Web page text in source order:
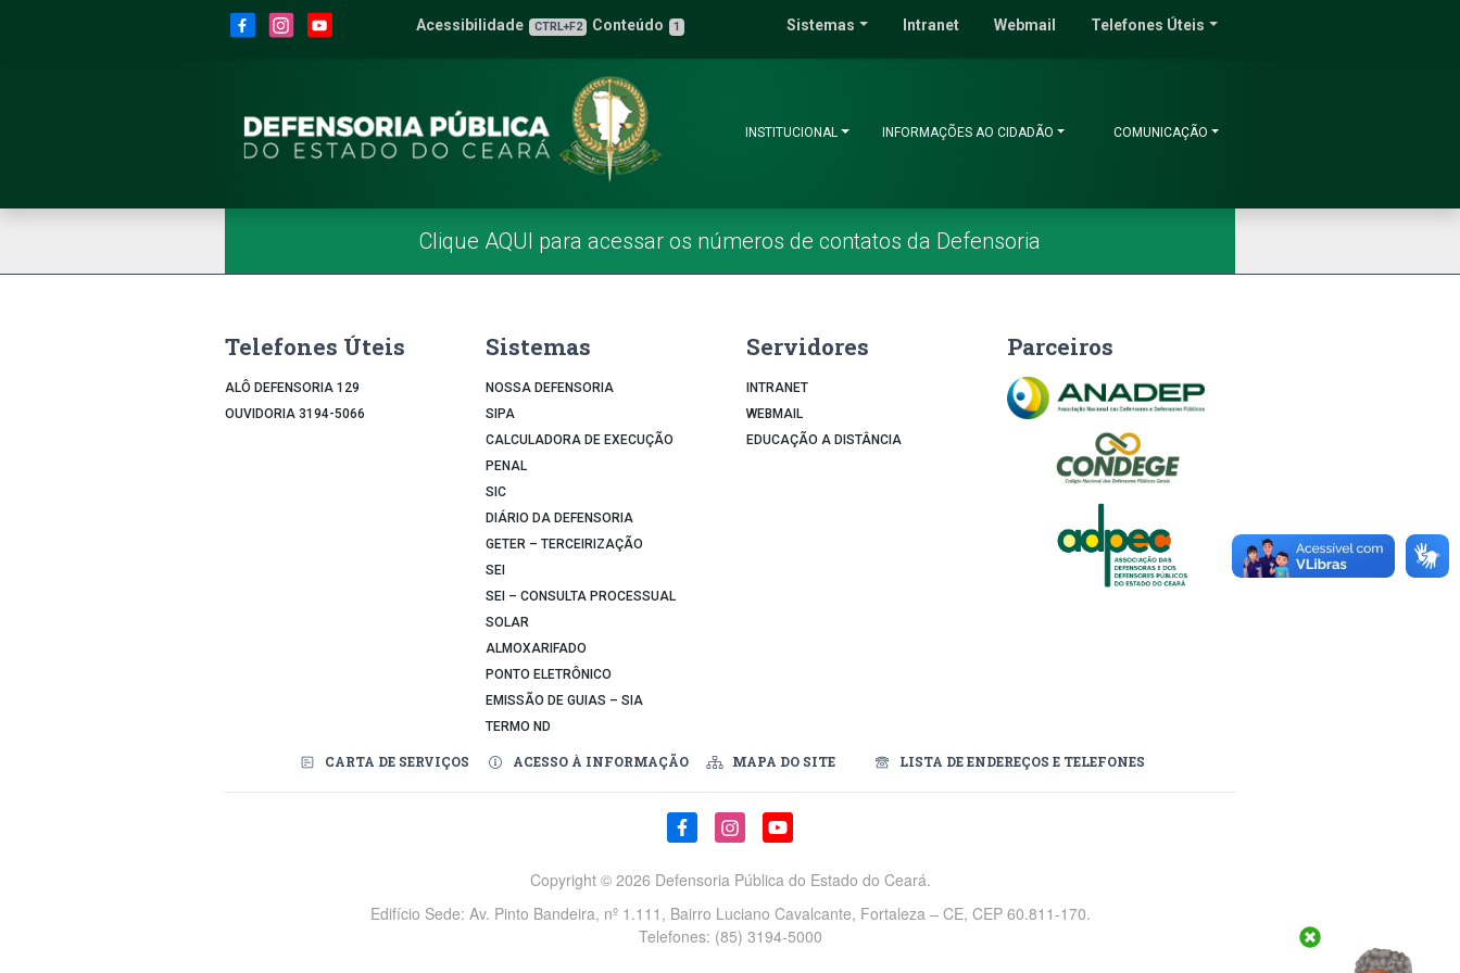
Site da Defensoria Pública do Estado do Ceará
Menu SuperiorRedes SociaisMenu de Acessibilidade
Acessibilidade CTRL+F2 Conteúdo 1
Menu 2
Rodapé 3 Sistemas Intranet Webmail Telefones Úteis
Menu PrincipalPágina Inicial INSTITUCIONAL INFORMAÇÕES AO CIDADÃO COMUNICAÇÃO
Clique AQUI para acessar os números de contatos da Defensoria
Telefones Úteis
ALÔ DEFENSORIA 129
OUVIDORIA 3194-5066
Sistemas
NOSSA DEFENSORIA
SIPA
CALCULADORA DE EXECUÇÃO
PENAL
SIC
DIÁRIO DA DEFENSORIA
GETER – TERCEIRIZAÇÃO
SEI
SEI – CONSULTA PROCESSUAL
SOLAR
ALMOXARIFADO
PONTO ELETRÔNICO
EMISSÃO DE GUIAS – SIA
TERMO ND
Servidores
INTRANET
WEBMAIL
EDUCAÇÃO A DISTÂNCIA
Parceiros
CARTA DE SERVIÇOS ACESSO À INFORMAÇÃO MAPA DO SITE LISTA DE ENDEREÇOS E TELEFONES
Copyright © 2026 Defensoria Pública do Estado do Ceará.
Edifício Sede: Av. Pinto Bandeira, nº 1.111, Bairro Luciano Cavalcante, Fortaleza – CE, CEP 60.811-170.
Telefones: (85) 3194-5000